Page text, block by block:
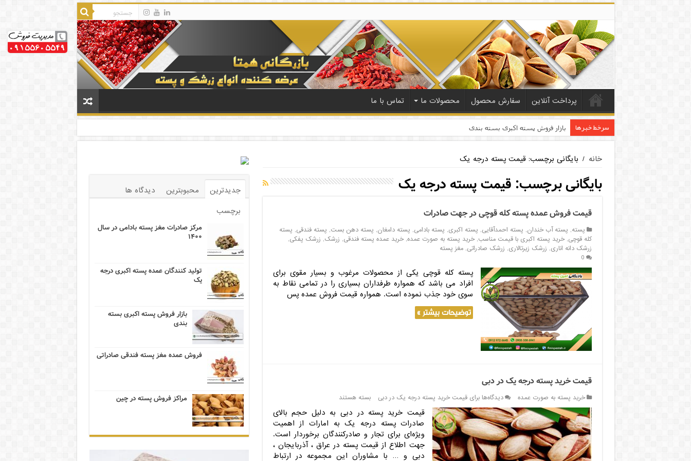
پرداخت آنلاین سفارش محصول محصولات ما تماس با ما
سرخط خبرها بازار فروش پسته اکبری بسته بندی
خانه / بایگانی برچسب: قیمت پسته درجه یک
بایگانی برچسب: قیمت پسته درجه یک
قیمت فروش عمده پسته کله قوچی در جهت صادرات
پسته, پسته آب خندان, پسته احمدآقایی, پسته اکبری, پسته بادامی, پسته دامغان, پسته دهن بست, پسته فندقی, پسته
کله قوچی,خرید پسته اکبری با قیمت مناسب,خرید پسته به صورت عمده,خرید عمده پسته فندقی, زرشک, زرشک پفکی,
زرشک دانه اناری, زرشک زیرتالاری, زرشک صادراتی,مغز پسته
0
پسته کله قوچی یکی از محصولات مرغوب و بسیار مقوی برای
افراد می باشد که همواره طرفداران بسیاری را در تمامی نقاط به
سوی خود جذب نموده است. همواره قیمت فروش عمده پس
توضیحات بیشتر »
قیمت خرید پسته درجه یک در دبی
خرید پسته به صورت عمده دیدگاه‌هابرای قیمت خرید پسته درجه یک در دبی بسته هستند
قیمت خرید پسته در دبی به دلیل حجم بالای
صادرات پسته درجه یک به امارات از اهمیت
ویژه‌ای برای تجار و صادرکنندگان برخوردار است.
جهت اطلاع از قیمت پسته در عراق ، آذربایجان ،
دبی و … با مشاوران این مجموعه در ارتباط
جدیدترین محبوبترین
دیدگاه ها
برچسب
مرکز صادرات مغز پسته بادامی در سال
۱۴۰۰
تولید کنندگان عمده پسته اکبری درجه
یک
بازار فروش پسته اکبری بسته
بندی
فروش عمده مغز پسته فندقی صادراتی
مراکز فروش پسته در چین